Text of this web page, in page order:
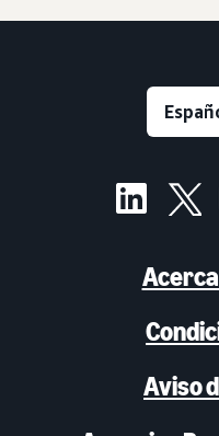
Aviso